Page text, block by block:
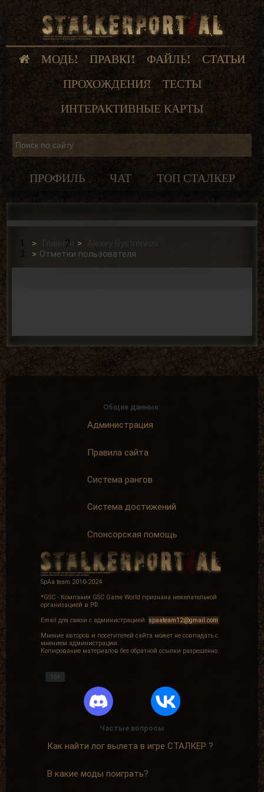
МОДЫ ПРАВКИ ФАЙЛЫ
СТАТЬИ
ПРОХОЖДЕНИЯ
ТЕСТЫ
ИНТЕРАКТИВНЫЕ КАРТЫ
ПРОФИЛЬ ЧАТ ТОП СТАЛКЕР
Главная
Alexey Bystrenkov
Отметки пользователя
Общие данные:
Администрация
Правила сайта
Система рангов
Система достижений
Спонсорская помощь
SpAa team 2010-2024
*GSC - Компания GSC Game World признана нежелательной
организацией в РФ.
Email для связи с администрацией: spaateam12@gmail.com
Мнение авторов и посетителей сайта может не совпадать с
мнением администрации.
Копирование материалов без обратной ссылки разрешенно.
16+
Частые вопросы
Как найти лог вылета в игре СТАЛКЕР ?
В какие моды поиграть?